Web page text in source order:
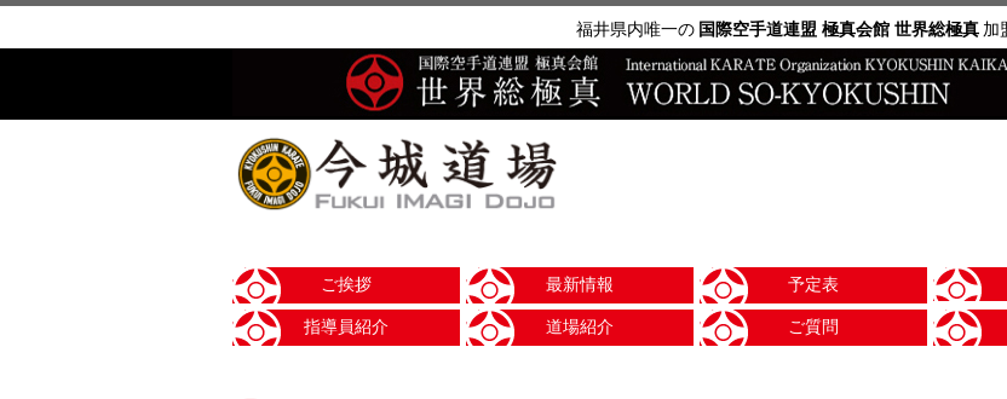
福井県内唯一の 国際空手道連盟 極真会館 世界総極真 加
ご挨拶 最新情報 予定表
指導員紹介 道場紹介 ご質問